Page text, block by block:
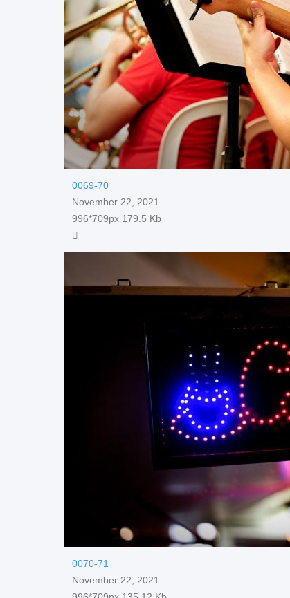
0069-70
November 22, 2021
996*709px 179.5 Kb
0070-71
November 22, 2021